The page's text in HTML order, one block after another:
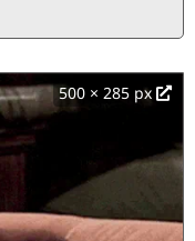
500 × 285 px